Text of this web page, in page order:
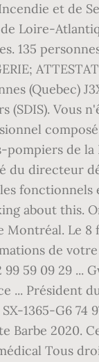
et de
Loire-
(Quebec)
(SDIS).
de
directeur
fonctionnels
about this.
Le
de votre
59 09 29 ...
...
1365-G6
Barbe
Tous